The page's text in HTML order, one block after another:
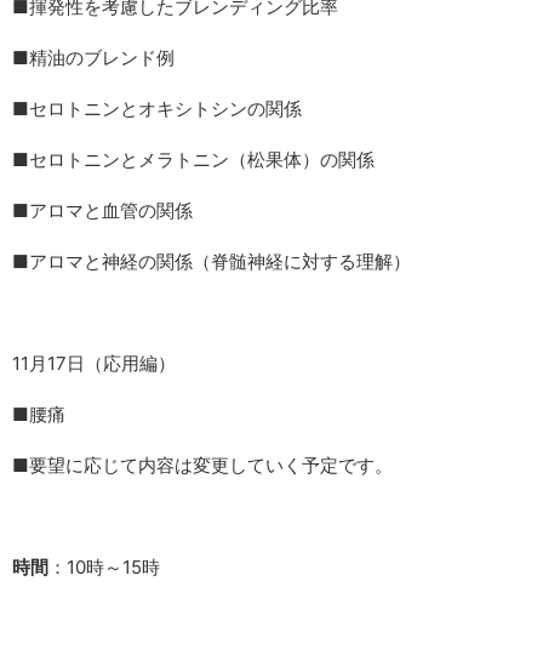
■揮発性を考慮したブレンディング比率
■精油のブレンド例
■セロトニンとオキシトシンの関係
■セロトニンとメラトニン（松果体）の関係
■アロマと血管の関係
■アロマと神経の関係（脊髄神経に対する理解）
11月17日（応用編）
■腰痛
■要望に応じて内容は変更していく予定です。
時間 ：10時～15時